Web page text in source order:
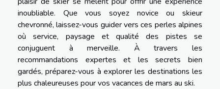
inoubliable. Que vous soyez novice ou skieur
chevronné, laissez-vous guider vers ces perles alpines
où service, paysage et qualité des pistes se
conjuguent à merveille. À travers les
recommandations expertes et les secrets bien
gardés, préparez-vous à explorer les destinations les
plus chaleureuses pour vos vacances de mars au ski.